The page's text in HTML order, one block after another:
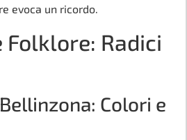
evoca un ricordo.
Folklore: Radici
Colori e